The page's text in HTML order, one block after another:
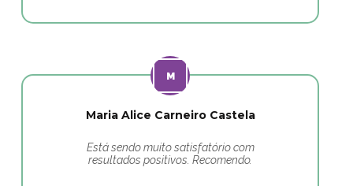
Maria Alice Carneiro Castela
Está sendo muito satisfatório com
resultados positivos. Recomendo.